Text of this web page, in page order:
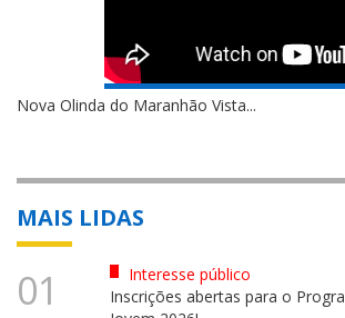
Nova Olinda do Maranhão Vista...
MAIS LIDAS
01
Interesse público
Inscrições abertas para o